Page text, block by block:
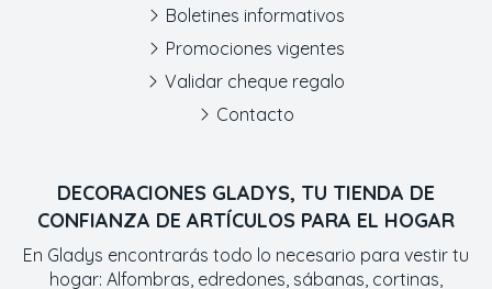
DECORACIONES GLADYS, TU TIENDA DE
CONFIANZA DE ARTÍCULOS PARA EL HOGAR
En Gladys encontrarás todo lo necesario para vestir tu
hogar: Alfombras, edredones, sábanas, cortinas,
Boletines informativos
Promociones vigentes
Validar cheque regalo
Contacto